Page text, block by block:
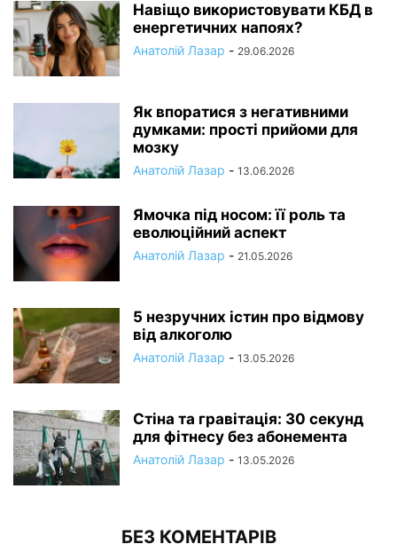
Навіщо використовувати КБД в
енергетичних напоях?
Анатолій Лазар - 29.06.2026
Як впоратися з негативними
думками: прості прийоми для
мозку
Анатолій Лазар - 13.06.2026
Ямочка під носом: її роль та
еволюційний аспект
Анатолій Лазар - 21.05.2026
5 незручних істин про відмову
від алкоголю
Анатолій Лазар - 13.05.2026
Стіна та гравітація: 30 секунд
для фітнесу без абонемента
Анатолій Лазар - 13.05.2026
БЕЗ КОМЕНТАРІВ